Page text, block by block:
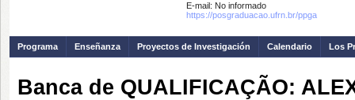
E-mail: No informado
https://posgraduacao.ufrn.br/ppga
Programa Enseñanza Proyectos de Investigación Calendario Los
Banca de QUALIFICAÇÃO: